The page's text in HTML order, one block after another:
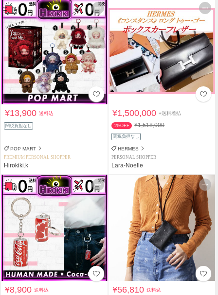
¥13,900送料込
関税負担なし
POP MART
PREMIUM PERSONAL SHOPPER
Hirokiki.k
¥1,500,000+送料着払
1%OFF ¥1,518,000
関税負担なし
HERMES
PERSONAL SHOPPER
Lara-Noelle
¥8,900送料込 ¥56,810送料込